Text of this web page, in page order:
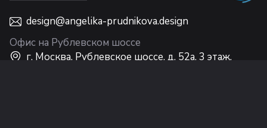
design@angelika-prudnikova.design
Офис на Рублевском шоссе
г. Москва, Рублевское шоссе, д. 52а, 3 этаж,